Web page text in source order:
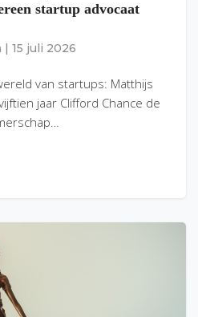
startup advocaat
15 juli 2026
van startups: Matthijs
jaar Clifford Chance de